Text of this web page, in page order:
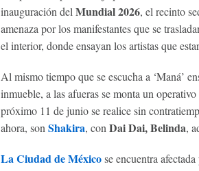
inauguración delMundial 2026, el recinto
amenaza por los manifestantes que se
el interior, donde ensayan los artistas que
Al mismo tiempo que se escucha a ‘Maná’
inmueble, a las afueras se monta un
próximo 11 de junio se realice sin
ahora, son Shakira, con Dai Dai, Belinda,
La Ciudad de Méxicose encuentra